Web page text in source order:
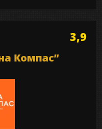
3,9
Компас”